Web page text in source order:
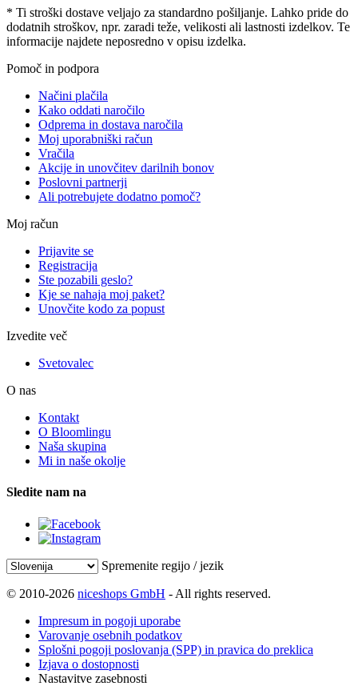
* Ti stroški dostave veljajo za standardno pošiljanje. Lahko pride do
dodatnih stroškov, npr. zaradi teže, velikosti ali lastnosti izdelkov. Te
informacije najdete neposredno v opisu izdelka.
Pomoč in podpora
Načini plačila
Kako oddati naročilo
Odprema in dostava naročila
Moj uporabniški račun
Vračila
Akcije in unovčitev darilnih bonov
Poslovni partnerji
Ali potrebujete dodatno pomoč?
Moj račun
Prijavite se
Registracija
Ste pozabili geslo?
Kje se nahaja moj paket?
Unovčite kodo za popust
Izvedite več
Svetovalec
O nas
Kontakt
O Bloomlingu
Naša skupina
Mi in naše okolje
Sledite nam na
Spremenite regijo / jezik
© 2010-2026 niceshops GmbH - All rights reserved.
Impresum in pogoji uporabe
Varovanje osebnih podatkov
Splošni pogoji poslovanja (SPP) in pravica do preklica
Izjava o dostopnosti
Nastavitve zasebnosti